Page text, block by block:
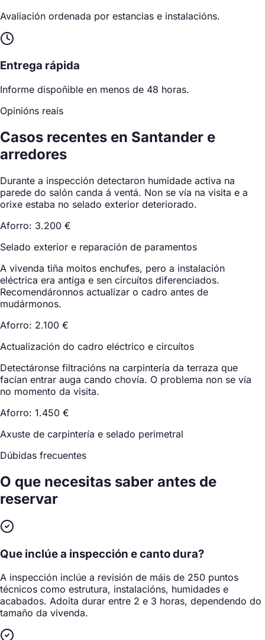
Avaliación ordenada por estancias e instalacións.
Entrega rápida
Informe dispoñible en menos de 48 horas.
Opinións reais
Casos recentes en Santander e
arredores
Durante a inspección detectaron humidade activa na
parede do salón canda á ventá. Non se vía na visita e a
orixe estaba no selado exterior deteriorado.
Aforro: 3.200 €
Selado exterior e reparación de paramentos
A vivenda tiña moitos enchufes, pero a instalación
eléctrica era antiga e sen circuítos diferenciados.
Recomendáronnos actualizar o cadro antes de
mudármonos.
Aforro: 2.100 €
Actualización do cadro eléctrico e circuítos
Detectáronse filtracións na carpintería da terraza que
facían entrar auga cando chovía. O problema non se vía
no momento da visita.
Aforro: 1.450 €
Axuste de carpintería e selado perimetral
Dúbidas frecuentes
O que necesitas saber antes de
reservar
Que inclúe a inspección e canto dura?
A inspección inclúe a revisión de máis de 250 puntos
técnicos como estrutura, instalacións, humidades e
acabados. Adoita durar entre 2 e 3 horas, dependendo do
tamaño da vivenda.